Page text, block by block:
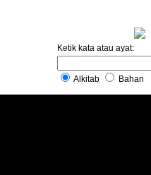
Ketik kata atau ayat:
Alkitab Bahan